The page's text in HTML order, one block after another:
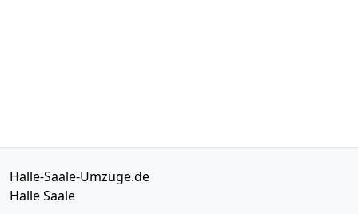
Halle-Saale-Umzüge.de
Halle Saale